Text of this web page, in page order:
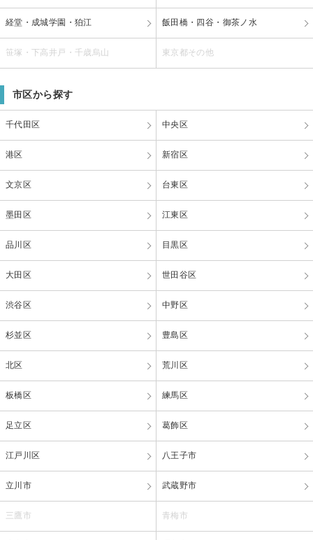
経堂・成城学園・狛江 飯田橋・四谷・御茶ノ水
笹塚・下高井戸・千歳烏山 東京都その他
市区から探す
千代田区 中央区
港区 新宿区
文京区 台東区
墨田区 江東区
品川区 目黒区
大田区 世田谷区
渋谷区 中野区
杉並区 豊島区
北区 荒川区
板橋区 練馬区
足立区 葛飾区
江戸川区 八王子市
立川市 武蔵野市
三鷹市 青梅市